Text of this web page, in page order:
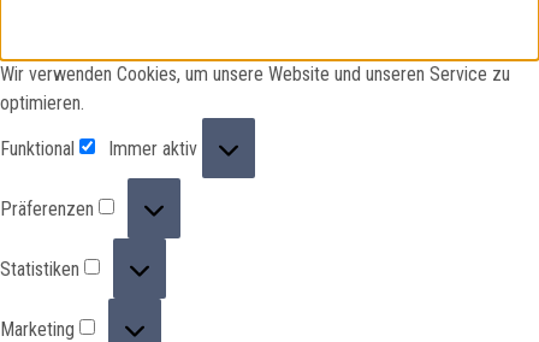
Wir verwenden Cookies, um unsere Website und unseren Service zu
optimieren.
Funktional
Immer aktiv
Präferenzen
Statistiken
Marketing